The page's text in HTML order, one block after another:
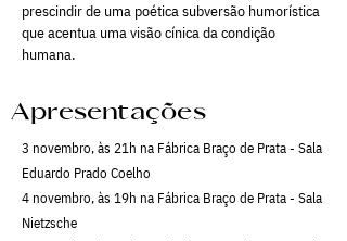
prescindir de uma poética subversão humorística
que acentua uma visão cínica da condição
humana.
Apresentações
3 novembro, às 21h na Fábrica Braço de Prata - Sala
Eduardo Prado Coelho
4 novembro, às 19h na Fábrica Braço de Prata - Sala
Nietzsche